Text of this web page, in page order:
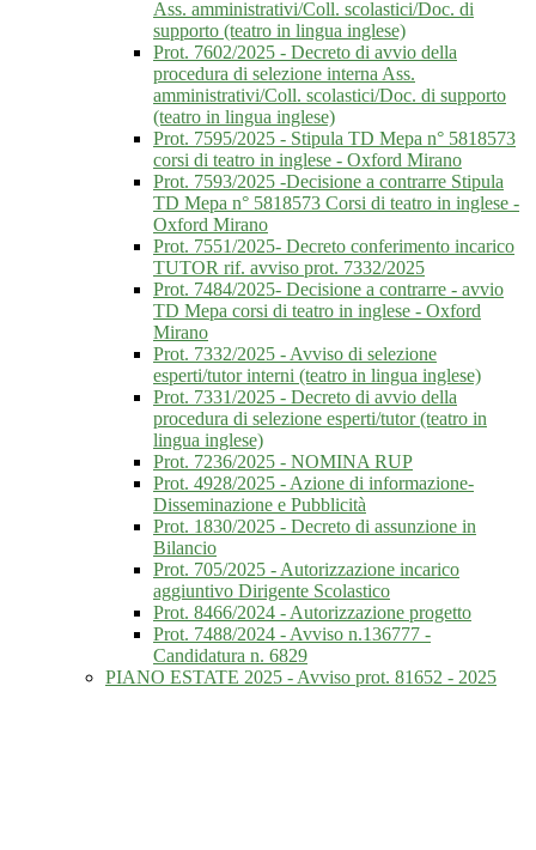
Ass. amministrativi/Coll. scolastici/Doc. di
supporto (teatro in lingua inglese)
Prot. 7602/2025 - Decreto di avvio della
procedura di selezione interna Ass.
amministrativi/Coll. scolastici/Doc. di supporto
(teatro in lingua inglese)
Prot. 7595/2025 - Stipula TD Mepa n° 5818573
corsi di teatro in inglese - Oxford Mirano
Prot. 7593/2025 -Decisione a contrarre Stipula
TD Mepa n° 5818573 Corsi di teatro in inglese -
Oxford Mirano
Prot. 7551/2025- Decreto conferimento incarico
TUTOR rif. avviso prot. 7332/2025
Prot. 7484/2025- Decisione a contrarre - avvio
TD Mepa corsi di teatro in inglese - Oxford
Mirano
Prot. 7332/2025 - Avviso di selezione
esperti/tutor interni (teatro in lingua inglese)
Prot. 7331/2025 - Decreto di avvio della
procedura di selezione esperti/tutor (teatro in
lingua inglese)
Prot. 7236/2025 - NOMINA RUP
Prot. 4928/2025 - Azione di informazione-
Disseminazione e Pubblicità
Prot. 1830/2025 - Decreto di assunzione in
Bilancio
Prot. 705/2025 - Autorizzazione incarico
aggiuntivo Dirigente Scolastico
Prot. 8466/2024 - Autorizzazione progetto
Prot. 7488/2024 - Avviso n.136777 -
Candidatura n. 6829
PIANO ESTATE 2025 - Avviso prot. 81652 - 2025